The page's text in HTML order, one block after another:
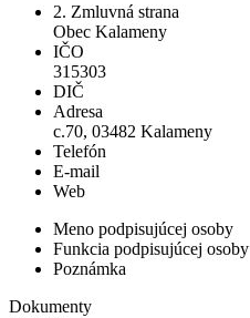
2. Zmluvná strana
Obec Kalameny
IČO
315303
DIČ
Adresa
c.70, 03482 Kalameny
Telefón
E-mail
Web
Meno podpisujúcej osoby
Funkcia podpisujúcej osoby
Poznámka
Dokumenty